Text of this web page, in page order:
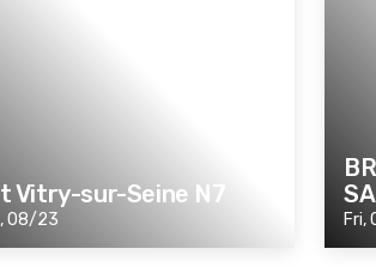
Vitry-sur-Seine N7
08/23 Fri,